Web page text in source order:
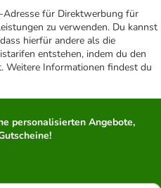
für Direktwerbung für
zu verwenden. Du kannst
hierfür andere als die
entstehen, indem du den
Weitere Informationen findest du
personalisierten Angebote,